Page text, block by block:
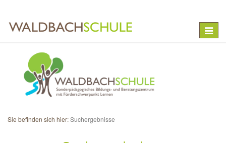
Toggle
Sie befinden sich hier:Suchergebnisse